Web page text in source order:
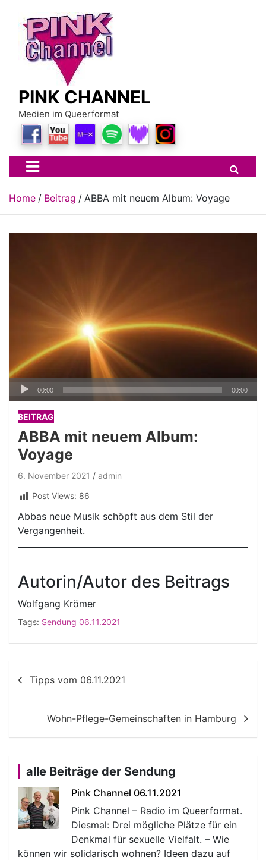
content
PINK CHANNEL
Medien im Queerformat
Home Beitrag ABBA mit neuem Album: Voyage
Audio-
Player
00:00 00:00
BEITRAG
ABBA mit neuem Album:
Voyage
6. November 2021
admin
Post Views: 86
Abbas neue Musik schöpft aus dem Stil der
Vergangenheit.
Autorin/Autor des Beitrags
Wolfgang Krömer
Tags: Sendung 06.11.2021
Beitragsnavigation
Tipps vom 06.11.2021
Wohn-Pflege-Gemeinschaften in Hamburg
alle Beiträge der Sendung
Pink Channel 06.11.2021
Pink Channel – Radio im Queerformat.
Diesmal: Drei mögliche Plätze für ein
Denkmal für sexuelle Vielfalt. – Wie
können wir solidarisch wohnen? Ideen dazu auf